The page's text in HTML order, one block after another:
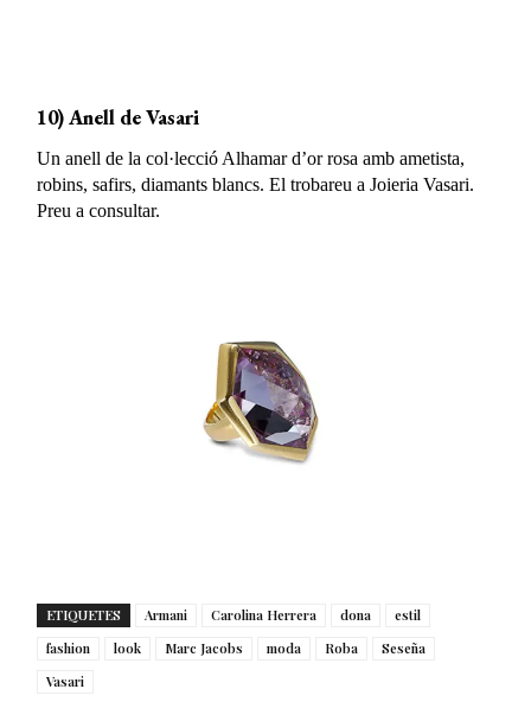
10) Anell de Vasari
Un anell de la col·lecció Alhamar d’or rosa amb ametista,
robins, safirs, diamants blancs. El trobareu a Joieria Vasari.
Preu a consultar.
ETIQUETES Armani Carolina Herrera dona
estil
fashion
look Marc Jacobs moda Roba
Seseña
Vasari